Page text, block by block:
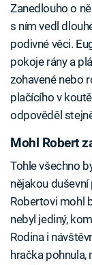
Zanedlouho o
s ním vedl
podivné věci.
pokoje rány a
zohavené nebo
plačícího v
odpověděl
Mohl Robert
Tohle všechno
nějakou
Robertovi mohl
nebyl jediný,
Rodina i
hračka pohnula,